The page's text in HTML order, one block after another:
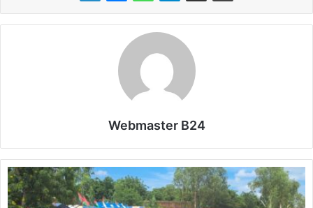
Webmaster B24
B
u
r